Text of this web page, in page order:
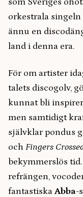
som Sveriges
orkestrala singeln
ännu en
land i denna era.
För om artister
talets discogolv,
kunnat bli
men samtidigt
självklar pondus
och Fingers
bekymmerslös
refrängen,
fantastiska Abba-